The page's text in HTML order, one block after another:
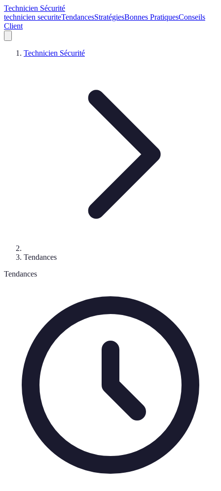
Technicien Sécurité
technicien securiteTendancesStratégiesBonnes PratiquesConseils
Client
Technicien Sécurité
Tendances
Tendances